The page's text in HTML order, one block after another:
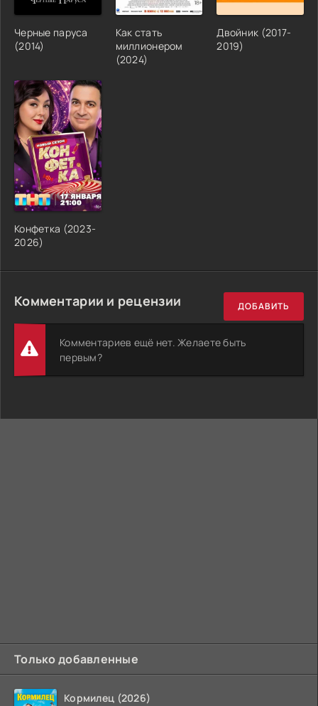
Черные паруса
(2014)
Как стать
миллионером
(2024)
Двойник (2017-
2019)
Конфетка (2023-
2026)
Комментарии и рецензии ДОБАВИТЬ
Комментариев ещё нет. Желаете быть
первым?
Только добавленные
Кормилец (2026)